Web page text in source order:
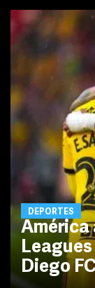
DEPORTES
Diego